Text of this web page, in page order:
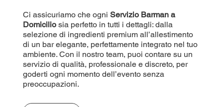
Ci assicuriamo che ogni Servizio Barman a
Domiciliosia perfetto in tutti i dettagli: dalla
selezione di ingredienti premium all’allestimento
di un bar elegante, perfettamente integrato nel tuo
ambiente. Con il nostro team, puoi contare su un
servizio di qualità, professionale e discreto, per
goderti ogni momento dell’evento senza
preoccupazioni.